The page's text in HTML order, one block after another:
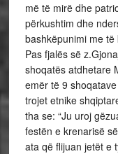
më të mirë dhe
përkushtim dhe
bashkëpunimi me
Pas fjalës së
shoqatës atdhetare
emër të 9
trojet etnike
tha se: “Ju uroj
festën e krenarisë
ata që flijuan jetët e